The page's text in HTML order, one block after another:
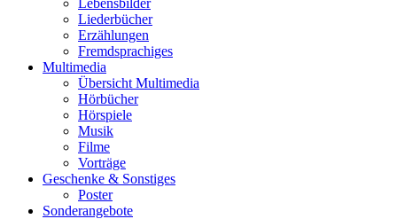
Lebensbilder
Liederbücher
Erzählungen
Fremdsprachiges
Multimedia
Übersicht Multimedia
Hörbücher
Hörspiele
Musik
Filme
Vorträge
Geschenke & Sonstiges
Poster
Sonderangebote